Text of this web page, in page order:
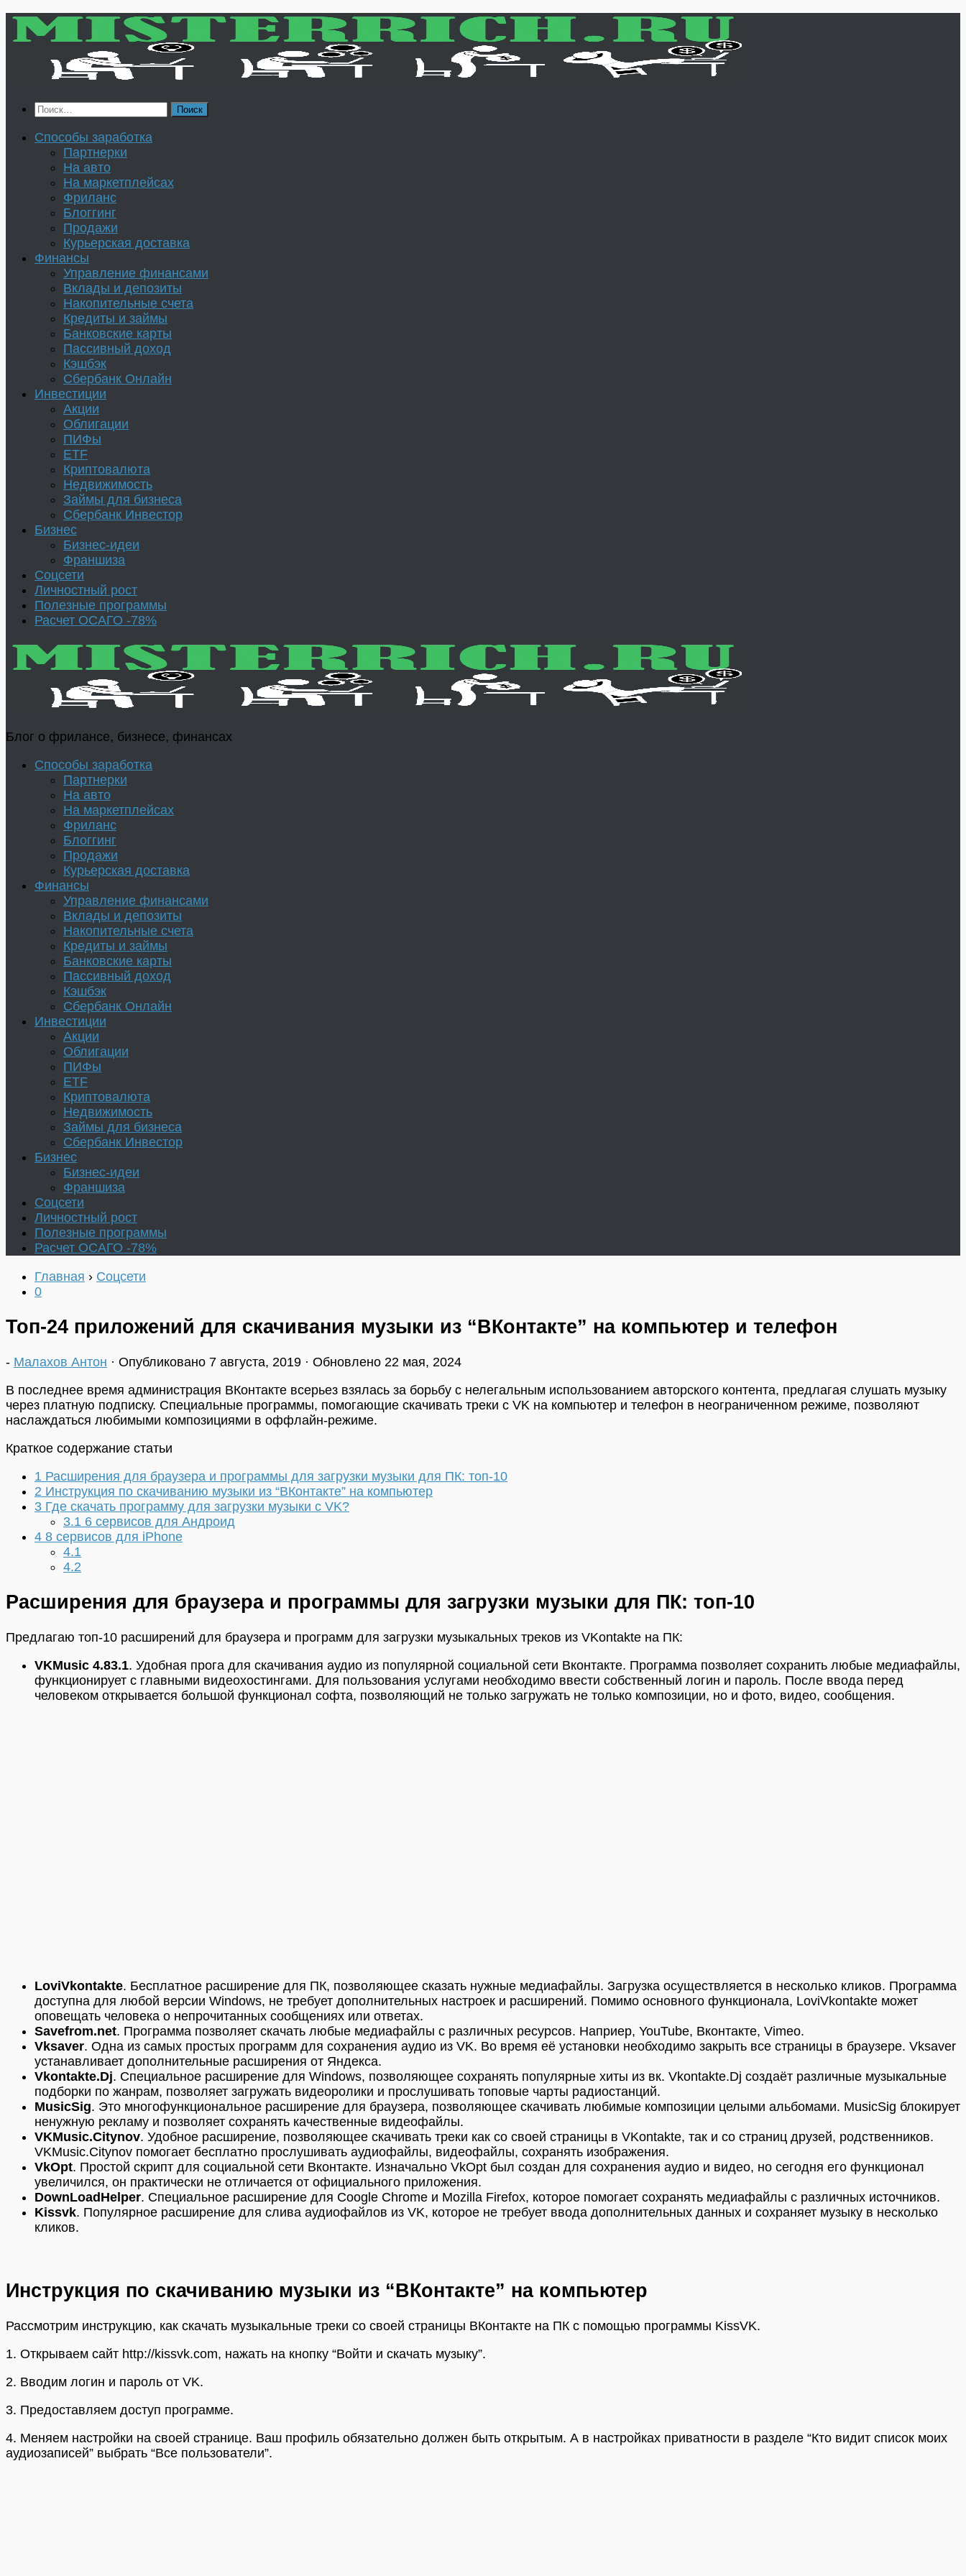
Перейти
Найти:
Способы заработка
Партнерки
На авто
На маркетплейсах
Фриланс
Блоггинг
Продажи
Курьерская доставка
Финансы
Управление финансами
Вклады и депозиты
Накопительные счета
Кредиты и займы
Банковские карты
Пассивный доход
Кэшбэк
Сбербанк Онлайн
Инвестиции
Акции
Облигации
ПИФы
ETF
Криптовалюта
Недвижимость
Займы для бизнеса
Сбербанк Инвестор
Бизнес
Бизнес-идеи
Франшиза
Соцсети
Личностный рост
Полезные программы
Расчет ОСАГО -78%
Блог о фрилансе, бизнесе, финансах
Способы заработка
Партнерки
На авто
На маркетплейсах
Фриланс
Блоггинг
Продажи
Курьерская доставка
Финансы
Управление финансами
Вклады и депозиты
Накопительные счета
Кредиты и займы
Банковские карты
Пассивный доход
Кэшбэк
Сбербанк Онлайн
Инвестиции
Акции
Облигации
ПИФы
ETF
Криптовалюта
Недвижимость
Займы для бизнеса
Сбербанк Инвестор
Бизнес
Бизнес-идеи
Франшиза
Соцсети
Личностный рост
Полезные программы
Расчет ОСАГО -78%
Главная › Соцсети
0
Топ-24 приложений для скачивания музыки из “ВКонтакте” на компьютер и телефон
- Малахов Антон · Опубликовано 7 августа, 2019 · Обновлено 22 мая, 2024
В последнее время администрация ВКонтакте всерьез взялась за борьбу с нелегальным использованием авторского контента, предлагая слушать музыку
через платную подписку. Специальные программы, помогающие скачивать треки с VK на компьютер и телефон в неограниченном режиме, позволяют
наслаждаться любимыми композициями в оффлайн-режиме.
Краткое содержание статьи
1 Расширения для браузера и программы для загрузки музыки для ПК: топ-10
2 Инструкция по скачиванию музыки из “ВКонтакте” на компьютер
3 Где скачать программу для загрузки музыки с VK?
3.1 6 сервисов для Андроид
4 8 сервисов для iPhone
4.1
4.2
Расширения для браузера и программы для загрузки музыки для ПК: топ-10
Предлагаю топ-10 расширений для браузера и программ для загрузки музыкальных треков из VKontakte на ПК:
VKMusic 4.83.1. Удобная прога для скачивания аудио из популярной социальной сети Вконтакте. Программа позволяет сохранить любые медиафайлы,
функционирует с главными видеохостингами. Для пользования услугами необходимо ввести собственный логин и пароль. После ввода перед
человеком открывается большой функционал софта, позволяющий не только загружать не только композиции, но и фото, видео, сообщения.
LoviVkontakte. Бесплатное расширение для ПК, позволяющее сказать нужные медиафайлы. Загрузка осуществляется в несколько кликов. Программа
доступна для любой версии Windows, не требует дополнительных настроек и расширений. Помимо основного функционала, LoviVkontakte может
оповещать человека о непрочитанных сообщениях или ответах.
Savefrom.net. Программа позволяет скачать любые медиафайлы с различных ресурсов. Наприер, YouTube, Вконтакте, Vimeo.
Vksaver. Одна из самых простых программ для сохранения аудио из VK. Во время её установки необходимо закрыть все страницы в браузере. Vksaver
устанавливает дополнительные расширения от Яндекса.
Vkontakte.Dj. Специальное расширение для Windows, позволяющее сохранять популярные хиты из вк. Vkontakte.Dj создаёт различные музыкальные
подборки по жанрам, позволяет загружать видеоролики и прослушивать топовые чарты радиостанций.
MusicSig. Это многофункциональное расширение для браузера, позволяющее скачивать любимые композиции целыми альбомами. MusicSig блокирует
ненужную рекламу и позволяет сохранять качественные видеофайлы.
VKMusic.Citynov. Удобное расширение, позволяющее скачивать треки как со своей страницы в VKontakte, так и со страниц друзей, родственников.
VKMusic.Citynov помогает бесплатно прослушивать аудиофайлы, видеофайлы, сохранять изображения.
VkOpt. Простой скрипт для социальной сети Вконтакте. Изначально VkOpt был создан для сохранения аудио и видео, но сегодня его функционал
увеличился, он практически не отличается от официального приложения.
DownLoadHelper. Специальное расширение для Coogle Chrome и Mozilla Firefox, которое помогает сохранять медиафайлы с различных источников.
Kissvk. Популярное расширение для слива аудиофайлов из VK, которое не требует ввода дополнительных данных и сохраняет музыку в несколько
кликов.
Инструкция по скачиванию музыки из “ВКонтакте” на компьютер
Рассмотрим инструкцию, как скачать музыкальные треки со своей страницы ВКонтакте на ПК с помощью программы KissVK.
1. Открываем сайт http://kissvk.com, нажать на кнопку “Войти и скачать музыку”.
2. Вводим логин и пароль от VK.
3. Предоставляем доступ программе.
4. Меняем настройки на своей странице. Ваш профиль обязательно должен быть открытым. А в настройках приватности в разделе “Кто видит список моих
аудиозаписей” выбрать “Все пользователи”.